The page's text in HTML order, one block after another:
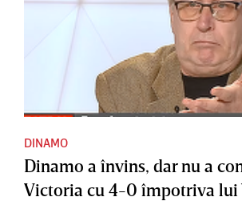
DINAMO
Dinamo a învins, dar nu a
Victoria cu 4-0 împotriva lui